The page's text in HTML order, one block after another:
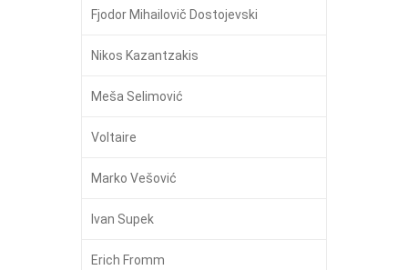
Fjodor Mihailovič Dostojevski
Nikos Kazantzakis
Meša Selimović
Voltaire
Marko Vešović
Ivan Supek
Erich Fromm